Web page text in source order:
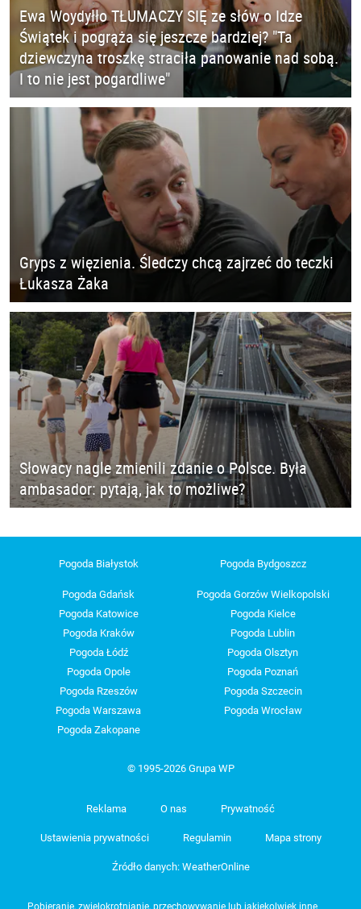
Ewa Woydyłło TŁUMACZY SIĘ ze słów o Idze
Świątek i pogrąża się jeszcze bardziej? "Ta
dziewczyna troszkę straciła panowanie nad sobą.
I to nie jest pogardliwe"
Gryps z więzienia. Śledczy chcą zajrzeć do teczki
Łukasza Żaka
Słowacy nagle zmienili zdanie o Polsce. Była
ambasador: pytają, jak to możliwe?
Pogoda Białystok Pogoda Bydgoszcz
Pogoda Gdańsk
Pogoda Gorzów Wielkopolski
Pogoda Katowice
Pogoda Kielce
Pogoda Kraków
Pogoda Lublin
Pogoda Łódź
Pogoda Olsztyn
Pogoda Opole
Pogoda Poznań
Pogoda Rzeszów
Pogoda Szczecin
Pogoda Warszawa
Pogoda Wrocław
Pogoda Zakopane
© 1995-2026 Grupa WP
Reklama O nas Prywatność
Ustawienia prywatności Regulamin Mapa strony
Źródło danych: WeatherOnline
Pobieranie, zwielokrotnianie, przechowywanie lub jakiekolwiek inne